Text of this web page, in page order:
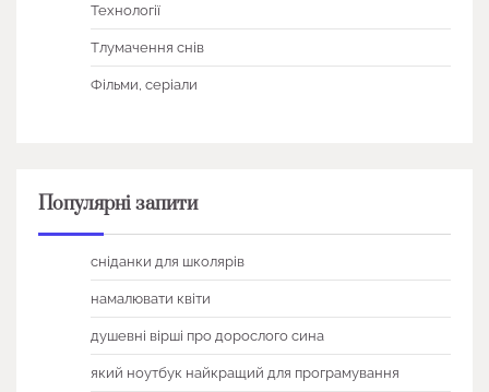
Технології
Тлумачення снів
Фільми, серіали
Популярні запити
сніданки для школярів
намалювати квіти
душевні вірші про дорослого сина
який ноутбук найкращий для програмування